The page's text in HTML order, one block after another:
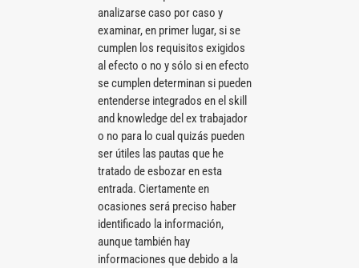
analizarse caso por caso y
examinar, en primer lugar, si se
cumplen los requisitos exigidos
al efecto o no y sólo si en efecto
se cumplen determinan si pueden
entenderse integrados en el skill
and knowledge del ex trabajador
o no para lo cual quizás pueden
ser útiles las pautas que he
tratado de esbozar en esta
entrada. Ciertamente en
ocasiones será preciso haber
identificado la información,
aunque también hay
informaciones que debido a la